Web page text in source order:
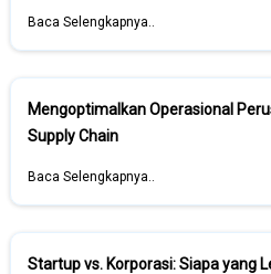
Baca Selengkapnya..
Mengoptimalkan Operasional
Supply Chain
Baca Selengkapnya..
Startup vs. Korporasi: Siapa yang